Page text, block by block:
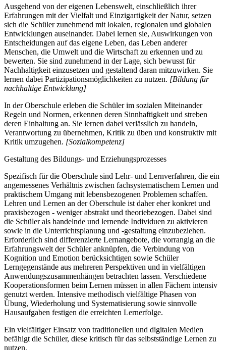
Ausgehend von der eigenen Lebenswelt, einschließlich ihrer
Erfahrungen mit der Vielfalt und Einzigartigkeit der Natur, setzen
sich die Schüler zunehmend mit lokalen, regionalen und globalen
Entwicklungen auseinander. Dabei lernen sie, Auswirkungen von
Entscheidungen auf das eigene Leben, das Leben anderer
Menschen, die Umwelt und die Wirtschaft zu erkennen und zu
bewerten. Sie sind zunehmend in der Lage, sich bewusst für
Nachhaltigkeit einzusetzen und gestaltend daran mitzuwirken. Sie
lernen dabei Partizipationsmöglichkeiten zu nutzen. [Bildung für
nachhaltige Entwicklung]
In der Oberschule erleben die Schüler im sozialen Miteinander
Regeln und Normen, erkennen deren Sinnhaftigkeit und streben
deren Einhaltung an. Sie lernen dabei verlässlich zu handeln,
Verantwortung zu übernehmen, Kritik zu üben und konstruktiv mit
Kritik umzugehen. [Sozialkompetenz]
Gestaltung des Bildungs- und Erziehungsprozesses
Spezifisch für die Oberschule sind Lehr- und Lernverfahren, die ein
angemessenes Verhältnis zwischen fachsystematischem Lernen und
praktischem Umgang mit lebensbezogenen Problemen schaffen.
Lehren und Lernen an der Oberschule ist daher eher konkret und
praxisbezogen - weniger abstrakt und theoriebezogen. Dabei sind
die Schüler als handelnde und lernende Individuen zu aktivieren
sowie in die Unterrichtsplanung und -gestaltung einzubeziehen.
Erforderlich sind differenzierte Lernangebote, die vorrangig an die
Erfahrungswelt der Schüler anknüpfen, die Verbindung von
Kognition und Emotion berücksichtigen sowie Schüler
Lerngegenstände aus mehreren Perspektiven und in vielfältigen
Anwendungszusammenhängen betrachten lassen. Verschiedene
Kooperationsformen beim Lernen müssen in allen Fächern intensiv
genutzt werden. Intensive methodisch vielfältige Phasen von
Übung, Wiederholung und Systematisierung sowie sinnvolle
Hausaufgaben festigen die erreichten Lernerfolge.
Ein vielfältiger Einsatz von traditionellen und digitalen Medien
befähigt die Schüler, diese kritisch für das selbstständige Lernen zu
nutzen.